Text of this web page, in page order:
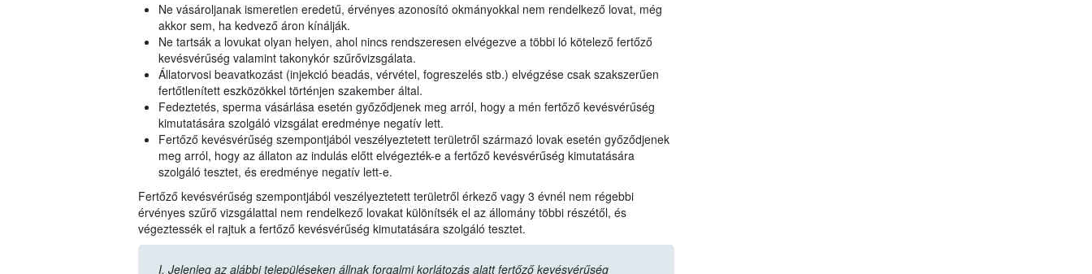
Ne vásároljanak ismeretlen eredetű, érvényes azonosító okmányokkal nem rendelkező lovat, még
akkor sem, ha kedvező áron kínálják.
Ne tartsák a lovukat olyan helyen, ahol nincs rendszeresen elvégezve a többi ló kötelező fertőző
kevésvérűség valamint takonykór szűrővizsgálata.
Állatorvosi beavatkozást (injekció beadás, vérvétel, fogreszelés stb.) elvégzése csak szakszerűen
fertőtlenített eszközökkel történjen szakember által.
Fedeztetés, sperma vásárlása esetén győződjenek meg arról, hogy a mén fertőző kevésvérűség
kimutatására szolgáló vizsgálat eredménye negatív lett.
Fertőző kevésvérűség szempontjából veszélyeztetett területről származó lovak esetén győződjenek
meg arról, hogy az állaton az indulás előtt elvégezték-e a fertőző kevésvérűség kimutatására
szolgáló tesztet, és eredménye negatív lett-e.
Fertőző kevésvérűség szempontjából veszélyeztetett területről érkező vagy 3 évnél nem régebbi
érvényes szűrő vizsgálattal nem rendelkező lovakat különítsék el az állomány többi részétől, és
végeztessék el rajtuk a fertőző kevésvérűség kimutatására szolgáló tesztet.
I. Jelenleg az alábbi településeken állnak forgalmi korlátozás alatt fertőző kevésvérűség